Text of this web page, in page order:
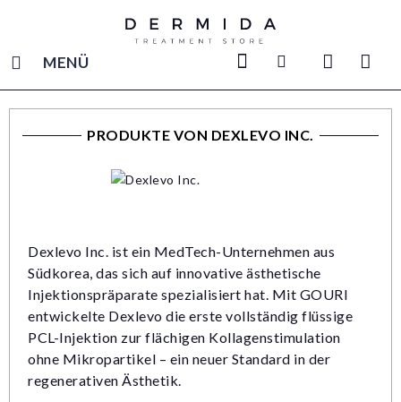
MENÜ
PRODUKTE VON DEXLEVO INC.
Dexlevo Inc. ist ein MedTech-Unternehmen aus
Südkorea, das sich auf innovative ästhetische
Injektionspräparate spezialisiert hat. Mit GOURI
entwickelte Dexlevo die erste vollständig flüssige
PCL-Injektion zur flächigen Kollagenstimulation
ohne Mikropartikel – ein neuer Standard in der
regenerativen Ästhetik.